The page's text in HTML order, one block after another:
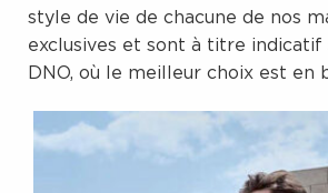
style de vie de chacune de nos
exclusives et sont à titre indicatif
DNO, où le meilleur choix est en